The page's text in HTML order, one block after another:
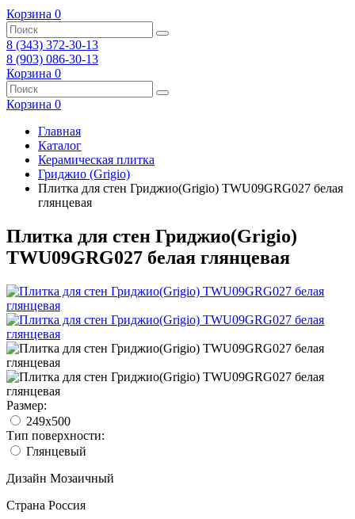
Корзина 0
8 (343) 372-30-13
8 (903) 086-30-13
Корзина 0
Корзина 0
Главная
Каталог
Керамическая плитка
Гриджио (Grigio)
Плитка для стен Гриджио(Grigio) TWU09GRG027 белая
глянцевая
Плитка для стен Гриджио(Grigio)
TWU09GRG027 белая глянцевая
Размер:
249x500
Тип поверхности:
Глянцевый
Дизайн Мозаичный
Страна Россия